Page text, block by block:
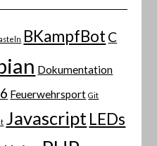
BKampfBot C
Dokumentation
Feuerwehrsport Git
Javascript LEDs